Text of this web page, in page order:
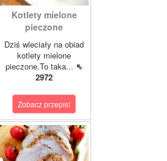
Kotlety mielone
pieczone
Dziś wleciały na obiad
kotlety mielone
pieczone.To taka... ⇖
2972
Zobacz przepis!